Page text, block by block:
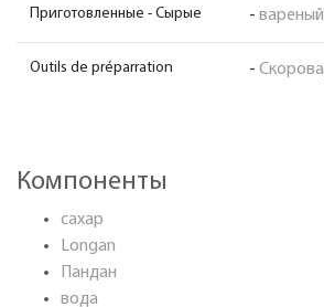
Приготовленные - Сырые - вареный
Outils de préparration -
Компоненты
сахар
Longan
Пандан
вода